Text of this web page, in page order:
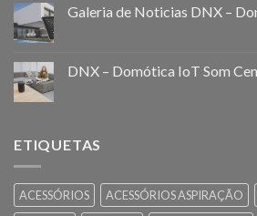
Galeria de Noticias DNX –
DNX – Domótica IoT Som
ETIQUETAS
ACESSÓRIOS ACESSÓRIOS ASPIRAÇÃO